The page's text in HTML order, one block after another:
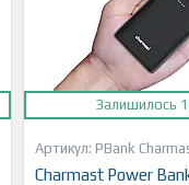
Залишилось
PBank
Charmast Power